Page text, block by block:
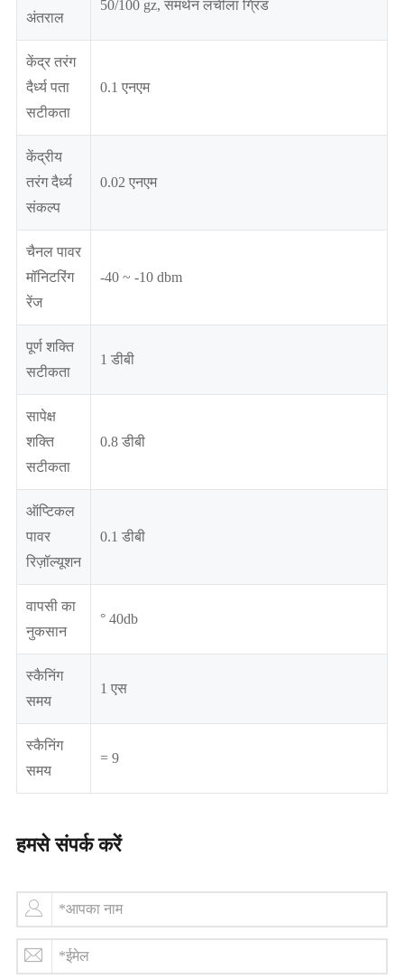
अंतराल
50/100 gz, समर्थन लचीला ग्रिड
केंद्र तरंग
दैर्ध्य पता
सटीकता
0.1 एनएम
केंद्रीय
तरंग दैर्ध्य
संकल्प
0.02 एनएम
चैनल पावर
मॉनिटरिंग
रेंज
-40 ~ -10 dbm
पूर्ण शक्ति
सटीकता
1 डीबी
सापेक्ष
शक्ति
सटीकता
0.8 डीबी
ऑप्टिकल
पावर
रिज़ॉल्यूशन
0.1 डीबी
वापसी का
नुकसान
° 40db
स्कैनिंग
समय
1 एस
स्कैनिंग
समय
= 9
हमसे संपर्क करें